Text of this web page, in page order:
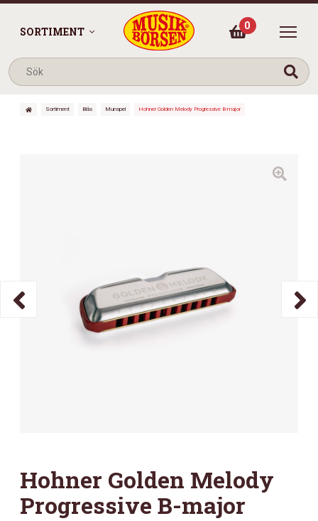
SORTIMENT 0
Sortiment Blås Munspel Hohner Golden Melody Progressive B-major
Hohner Golden Melody
Progressive B-major